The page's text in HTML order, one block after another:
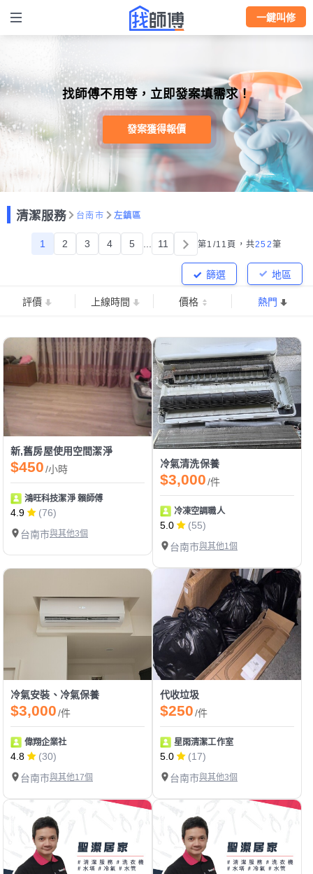
一鍵叫修
找師傅不用等，立即發案填需求！
發案獲得報價
清潔服務 台南市 左鎮區
1 2 3 4 5 11 第1/11頁， 共252筆
地區
篩選
評價 上線時間 價格 熱門
新,舊房屋使用空間潔淨
$450/小時
鴻旺科技潔淨 賴師傅
4.9
(76)
台南市與其他3個
冷氣清洗保養
$3,000/件
冷凍空調職人
5.0
(55)
台南市與其他1個
冷氣安裝、冷氣保養
$3,000/件
偉翔企業社
4.8
(30)
台南市與其他17個
代收垃圾
$250/件
星雨清潔工作室
5.0
(17)
台南市與其他3個